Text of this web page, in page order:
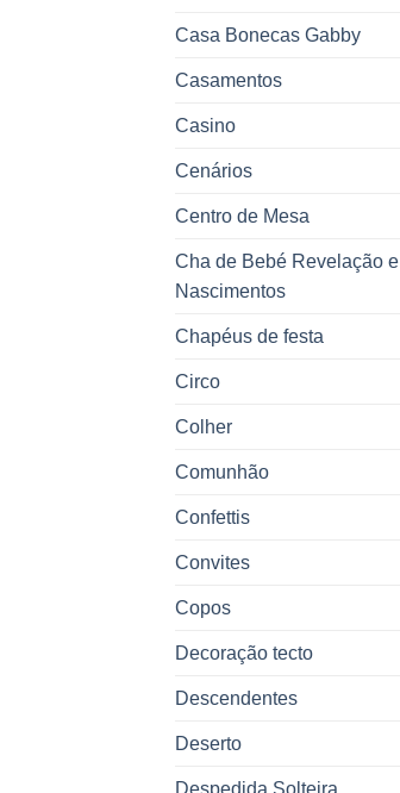
Casa Bonecas Gabby
Casamentos
Casino
Cenários
Centro de Mesa
Cha de Bebé Revelação e
Nascimentos
Chapéus de festa
Circo
Colher
Comunhão
Confettis
Convites
Copos
Decoração tecto
Descendentes
Deserto